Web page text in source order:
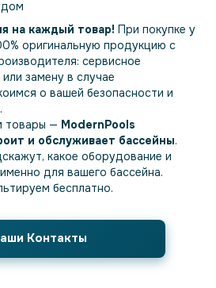
на каждый товар! При покупке у
оригинальную продукцию с
сервисное
замену в случае
о вашей безопасности и
товары — ModernPools
и обслуживает бассейны.
какое оборудование и
для вашего бассейна.
бесплатно.
Контакты